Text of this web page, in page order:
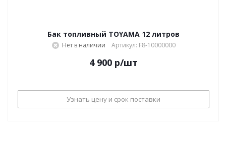
Бак топливный TOYAMA 12 литров
Нет в наличии Артикул: F8-10000000
4 900 р/шт
Узнать цену и срок поставки